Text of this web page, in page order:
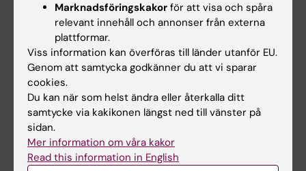
Schema
Studentmejlen
Kurs- och programwebbar
Student på KI
Marknadsföringskakor för att visa och spåra
relevant innehåll och annonser från externa
plattformar.
Viss information kan överföras till länder utanför EU.
Genom att samtycka godkänner du att vi sparar
cookies.
Du kan när som helst ändra eller återkalla ditt
samtycke via kakikonen längst ned till vänster på
sidan.
Mer information om våra kakor
Read this information in English